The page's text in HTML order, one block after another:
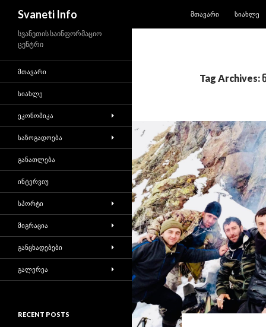
Svaneti Info
ᲛᲗᲐᲕᲐᲠᲘ
ᲡᲘᲐᲮᲚᲔ
Tag Archives:
სვანეთის საინფორმაციო
ცენტრი
ᲛᲗᲐᲕᲐᲠᲘ
ᲡᲘᲐᲮᲚᲔ
ᲔᲙᲝᲜᲝᲛᲘᲙᲐ
ᲡᲐᲖᲝᲒᲐᲓᲝᲔᲑᲐ
ᲒᲐᲜᲐᲗᲚᲔᲑᲐ
ᲘᲜᲢᲔᲠᲕᲘᲣ
ᲡᲞᲝᲠᲢᲘ
ᲛᲘᲒᲠᲐᲪᲘᲐ
ᲒᲐᲜᲪᲮᲐᲓᲔᲑᲔᲑᲘ
ᲒᲐᲚᲔᲠᲔᲐ
RECENT POSTS